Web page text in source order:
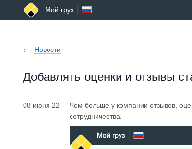
Мой груз
Новости
Добавлять оценки и отзывы
08 июня 22
Чем больше у компании отзывов,
сотрудничества.